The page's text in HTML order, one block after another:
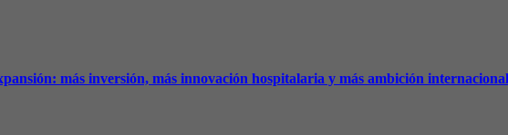
más inversión, más innovación hospitalaria y más ambición internacional